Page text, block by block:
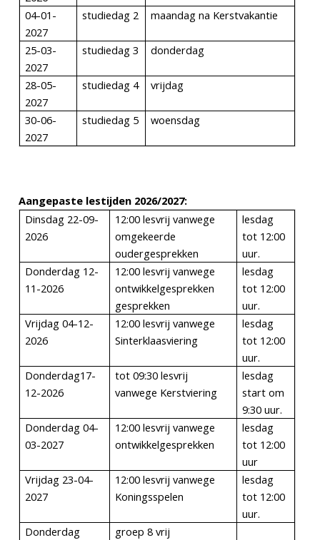
04-01-
2027
studiedag 2 maandag na Kerstvakantie
25-03-
2027
studiedag 3 donderdag
28-05-
2027
studiedag 4 vrijdag
30-06-
2027
studiedag 5 woensdag
Aangepaste lestijden 2026/2027:
Dinsdag 22-09-
2026
12:00 lesvrij vanwege
omgekeerde
oudergesprekken
lesdag
tot 12:00
uur.
Donderdag 12-
11-2026
12:00 lesvrij vanwege
ontwikkelgesprekken
gesprekken
lesdag
tot 12:00
uur.
Vrijdag 04-12-
2026
12:00 lesvrij vanwege
Sinterklaasviering
lesdag
tot 12:00
uur.
Donderdag17-
12-2026
tot 09:30 lesvrij
vanwege Kerstviering
lesdag
start om
9:30 uur.
Donderdag 04-
03-2027
12:00 lesvrij vanwege
ontwikkelgesprekken
lesdag
tot 12:00
uur
Vrijdag 23-04-
2027
12:00 lesvrij vanwege
Koningsspelen
lesdag
tot 12:00
uur.
Donderdag
groep 8 vrij